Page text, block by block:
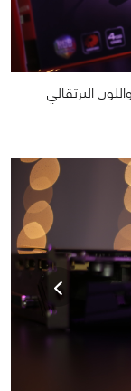
البرتقالي